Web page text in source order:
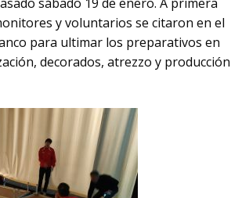
y voluntarios se citaron en el
para ultimar los preparativos en
decorados, atrezzo y producción